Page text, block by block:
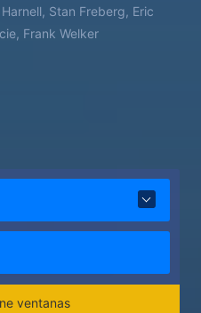
Stan Freberg, Eric
Frank Welker
ventanas